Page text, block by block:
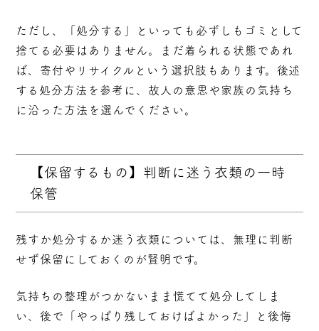
ただし、「処分する」といっても必ずしもゴミとして
捨てる必要はありません。まだ着られる状態であれ
ば、寄付やリサイクルという選択肢もあります。後述
する処分方法を参考に、故人の意思や家族の気持ち
に沿った方法を選んでください。
【保留するもの】判断に迷う衣類の一時
保管
残すか処分するか迷う衣類については、無理に判断
せず保留にしておくのが賢明です。
気持ちの整理がつかないまま慌てて処分してしま
い、後で「やっぱり残しておけばよかった」と後悔